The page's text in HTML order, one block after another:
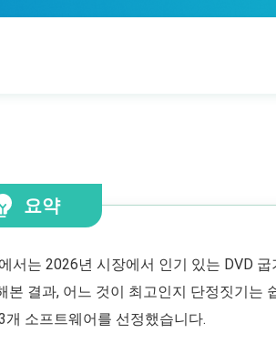
요약
서는 2026년 시장에서 인기 있는 DVD
본 결과, 어느 것이 최고인지 단정짓기는
개 소프트웨어를 선정했습니다.